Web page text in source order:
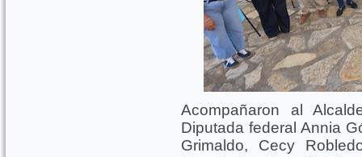
Acompañaron al
Diputada federal Annia
Grimaldo, Cecy